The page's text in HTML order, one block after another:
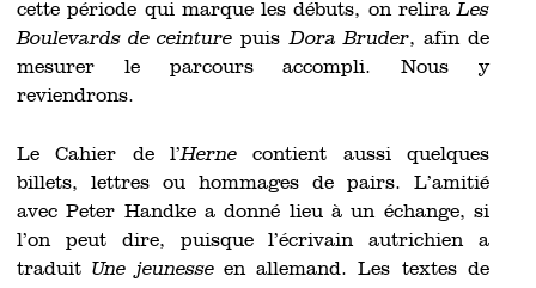
cette période qui marque les débuts, on reliraLes
Boulevards de ceinture puisDora Bruder, afin de
mesurer le parcours accompli. Nous y
reviendrons.
Le Cahier de l’Herne contient aussi quelques
billets, lettres ou hommages de pairs. L’amitié
avec Peter Handke a donné lieu à un échange, si
l’on peut dire, puisque l’écrivain autrichien a
traduit Une jeunesse en allemand. Les textes de